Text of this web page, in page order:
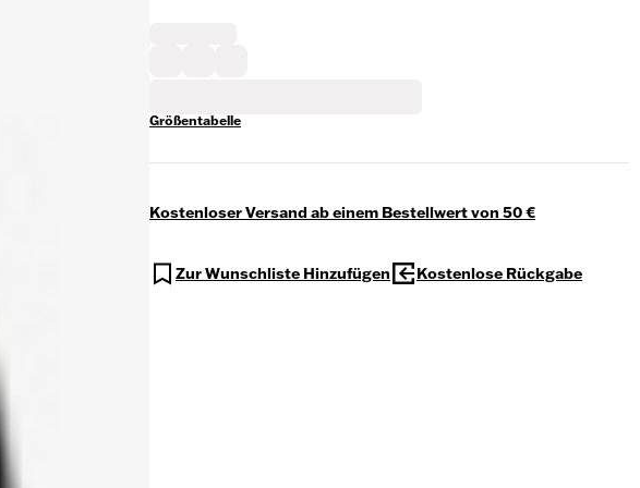
Größentabelle
Kostenloser Versand ab einem Bestellwert von 50 €
Zur Wunschliste Hinzufügen Kostenlose Rückgabe